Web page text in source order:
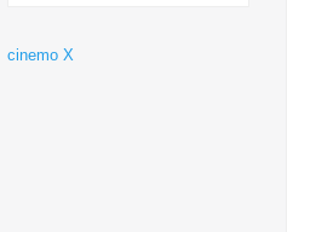
cinemo X